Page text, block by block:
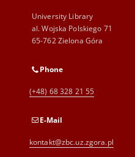
University Library
al. Wojska Polskiego 71
65-762 Zielona Góra
Phone
(+48) 68 328 21 55
E-Mail
kontakt@zbc.uz.zgora.pl